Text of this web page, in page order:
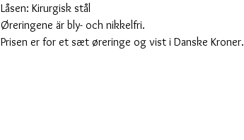
Låsen: Kirurgisk stål
Øreringene är bly- och nikkelfri.
Prisen er for et sæt øreringe og vist i Danske Kroner.